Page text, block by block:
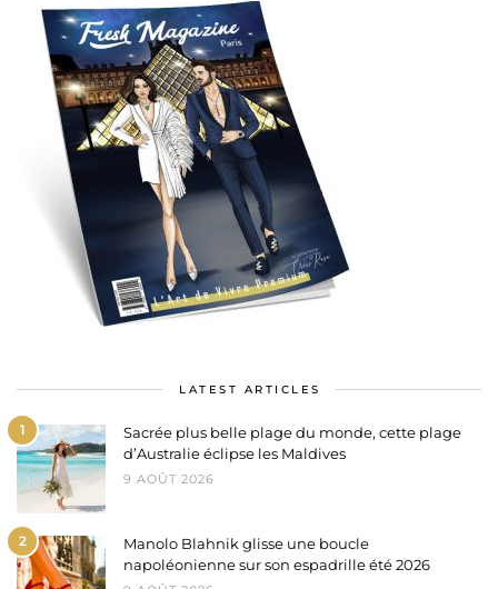
LATEST ARTICLES
1
Sacrée plus belle plage du monde, cette plage
d’Australie éclipse les Maldives
9 AOÛT 2026
2
Manolo Blahnik glisse une boucle
napoléonienne sur son espadrille été 2026